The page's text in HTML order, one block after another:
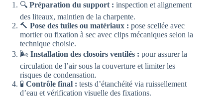
🔍 Préparation du support : inspection et alignement
des liteaux, maintien de la charpente.
🔨 Pose des tuiles ou matériaux : pose scellée avec
mortier ou fixation à sec avec clips mécaniques selon la
technique choisie.
🌬️ Installation des closoirs ventilés : pour assurer la
circulation de l’air sous la couverture et limiter les
risques de condensation.
🧪 Contrôle final : tests d’étanchéité via ruissellement
d’eau et vérification visuelle des fixations.